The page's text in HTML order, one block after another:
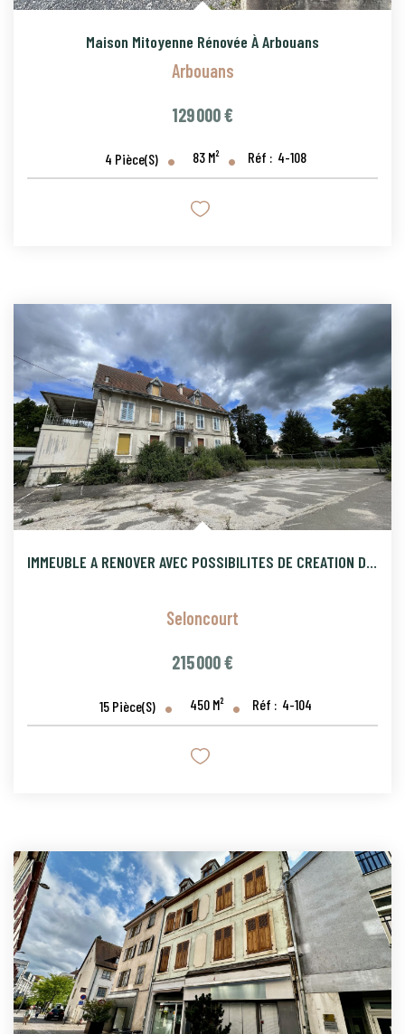
Maison Mitoyenne Rénovée À Arbouans
Arbouans
129 000 €
4 Pièce(s) 83 M² Réf : 4-108
IMMEUBLE A RENOVER AVEC POSSIBILITES DE CREATION D'APPARTEME
Seloncourt
215 000 €
15 Pièce(s) 450 M² Réf : 4-104